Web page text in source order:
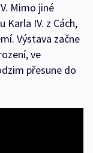
Mimo jiné
Karla IV. z Cách,
Výstava začne
ve
přesune do